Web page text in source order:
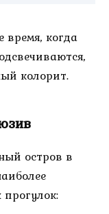
время, когда
колорит.
остров в